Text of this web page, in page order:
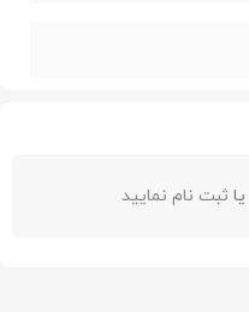
یا ثبت نام نمایید